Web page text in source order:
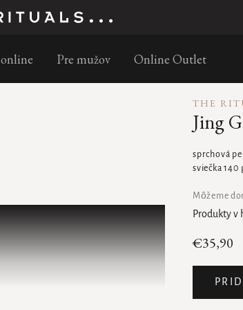
do 11:00 – doručenie nasledujúci pracovný deň s GLS
Pre mužov Online Outlet
THE
Jing
€35,90
Môžeme
sprchová
sviečka 140
Produkty v